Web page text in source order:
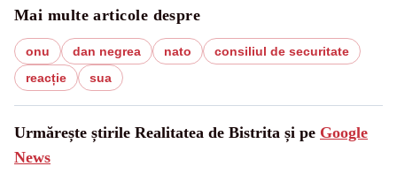
Mai multe articole despre
onu dan negrea nato
consiliul de securitate
reacție
sua
Urmărește știrile Realitatea de Bistrita și pe Google
News